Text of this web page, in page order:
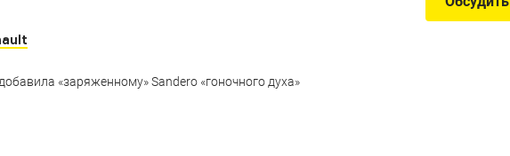
«заряженному» Sandero «гоночного духа»